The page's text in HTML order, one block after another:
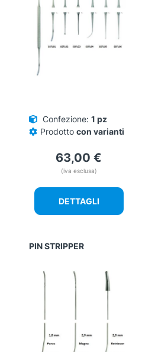
Confezione: 1 pz
Prodotto con varianti
63,00 €
(iva esclusa)
DETTAGLI
PIN STRIPPER